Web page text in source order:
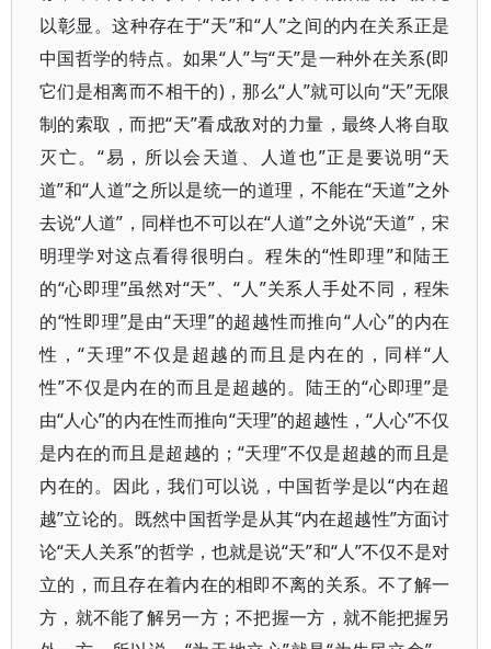
以彰显。这种存在于“天”和“人”之间的内在关系正是
中国哲学的特点。如果“人”与“天”是一种外在关系(即
它们是相离而不相干的)，那么“人”就可以向“天”无限
制的索取，而把“天”看成敌对的力量，最终人将自取
灭亡。“易，所以会天道、人道也”正是要说明“天
道”和“人道”之所以是统一的道理，不能在“天道”之外
去说“人道”，同样也不可以在“人道”之外说“天道”，宋
明理学对这点看得很明白。程朱的“性即理”和陆王
的“心即理”虽然对“天”、“人”关系人手处不同，程朱
的“性即理”是由“天理”的超越性而推向“人心”的内在
性，“天理”不仅是超越的而且是内在的，同样“人
性”不仅是内在的而且是超越的。陆王的“心即理”是
由“人心”的内在性而推向“天理”的超越性，“人心”不仅
是内在的而且是超越的；“天理”不仅是超越的而且是
内在的。因此，我们可以说，中国哲学是以“内在超
越”立论的。既然中国哲学是从其“内在超越性”方面讨
论“天人关系”的哲学，也就是说“天”和“人”不仅不是对
立的，而且存在着内在的相即不离的关系。不了解一
方，就不能了解另一方；不把握一方，就不能把握另